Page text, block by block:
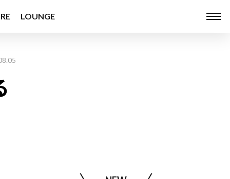
LOUNGE